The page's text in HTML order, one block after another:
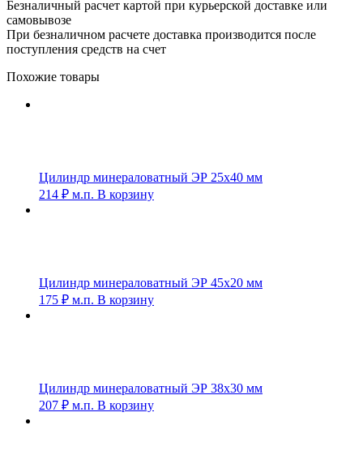
Безналичный расчет картой при курьерской доставке или
самовывозе
При безналичном расчете доставка производится после
поступления средств на счет
Похожие товары
Цилиндр минераловатный ЭР 25х40 мм
214 ₽ м.п. В корзину
Цилиндр минераловатный ЭР 45х20 мм
175 ₽ м.п. В корзину
Цилиндр минераловатный ЭР 38х30 мм
207 ₽ м.п. В корзину